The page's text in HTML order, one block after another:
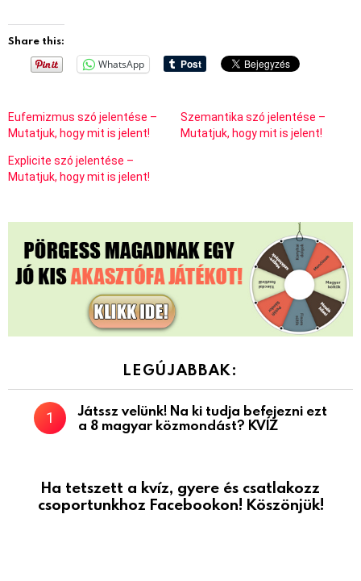
Share this:
WhatsApp
Eufemizmus szó jelentése –
Mutatjuk, hogy mit is jelent!
Szemantika szó jelentése –
Mutatjuk, hogy mit is jelent!
Explicite szó jelentése –
Mutatjuk, hogy mit is jelent!
LEGÚJABBAK:
Játssz velünk! Na ki tudja befejezni ezt
a 8 magyar közmondást? KVÍZ
Ha tetszett a kvíz, gyere és csatlakozz
csoportunkhoz Facebookon! Köszönjük!